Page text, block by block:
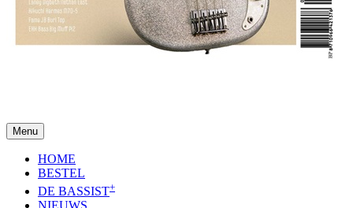
Menu
HOME
BESTEL
DE BASSIST+
NIEUWS